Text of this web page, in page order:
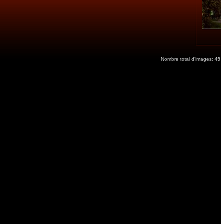
Nombre total d'images: 49